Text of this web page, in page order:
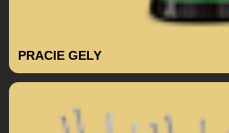
PRACIE GELY